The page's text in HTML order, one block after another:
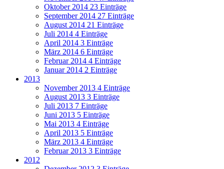
Oktober 2014 23 Einträge
September 2014 27 Einträge
August 2014 21 Einträge
Juli 2014 4 Einträge
April 2014 3 Einträge
März 2014 6 Einträge
Februar 2014 4 Einträge
Januar 2014 2 Einträge
2013
November 2013 4 Einträge
August 2013 3 Einträge
Juli 2013 7 Einträge
Juni 2013 5 Einträge
Mai 2013 4 Einträge
April 2013 5 Einträge
März 2013 4 Einträge
Februar 2013 3 Einträge
2012